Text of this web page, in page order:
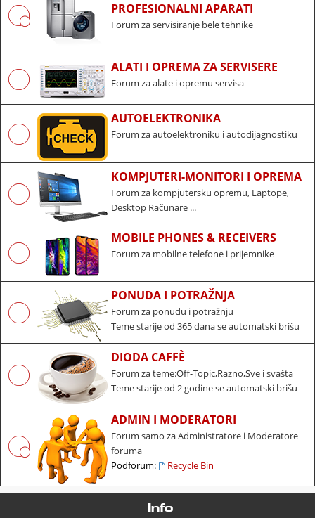
PROFESIONALNI APARATI
Forum za servisiranje bele tehnike
ALATI I OPREMA ZA SERVISERE
Forum za alate i opremu servisa
AUTOELEKTRONIKA
Forum za autoelektroniku i autodijagnostiku
KOMPJUTERI-MONITORI I OPREMA
Forum za kompjutersku opremu, Laptope,
Desktop Računare ...
MOBILE PHONES & RECEIVERS
Forum za mobilne telefone i prijemnike
PONUDA I POTRAŽNJA
Forum za ponudu i potražnju
Teme starije od 365 dana se automatski brišu
DIODA CAFFÈ
Forum za teme:Off-Topic,Razno,Sve i svašta
Teme starije od 2 godine se automatski brišu
ADMIN I MODERATORI
Forum samo za Administratore i Moderatore
foruma
Podforum:
Recycle Bin
Info